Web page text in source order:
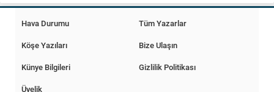
Hava Durumu
Tüm Yazarlar
Köşe Yazıları
Bize Ulaşın
Künye Bilgileri
Gizlilik Politikası
Üyelik